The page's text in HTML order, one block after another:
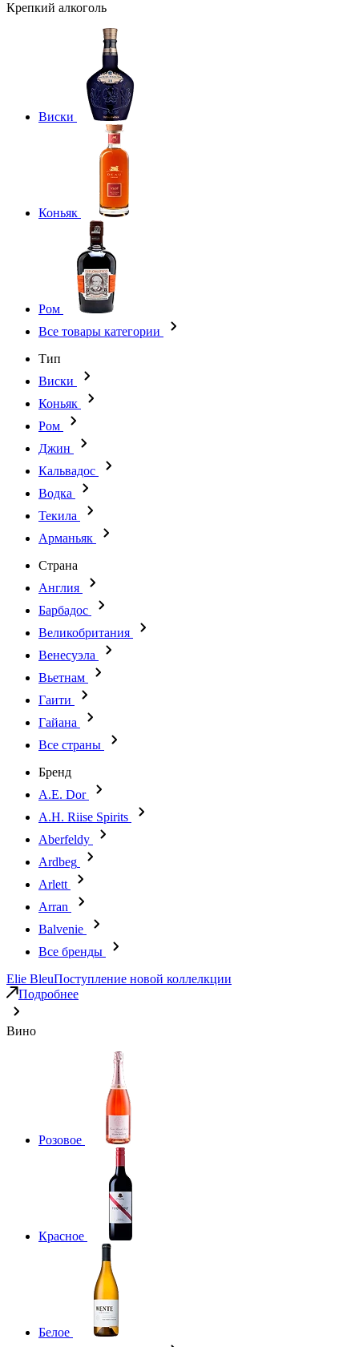
Крепкий алкоголь
Виски
Коньяк
Ром
Все товары категории
Тип
Виски
Коньяк
Ром
Джин
Кальвадос
Водка
Текила
Арманьяк
Страна
Англия
Барбадос
Великобритания
Венесуэла
Вьетнам
Гаити
Гайана
Все страны
Бренд
A.E. Dor
A.H. Riise Spirits
Aberfeldy
Ardbeg
Arlett
Arran
Balvenie
Все бренды
Elie BleuПоступление новой коллелкции
Подробнее
Вино
Розовое
Красное
Белое